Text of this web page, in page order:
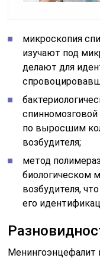
микроскопия
изучают под
делают для
по выросшим
возбудителя;
метод
биологическом
возбудителя,
его